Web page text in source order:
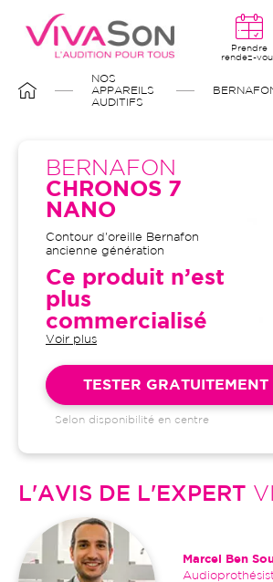
contenu
principal
Prendre
rendez-
D'ARIANE
NOS
APPAREILS
AUDITIFS
BERNAFON
CHRONOS 7
NANO
Contour d'oreille Bernafon
ancienne génération
Ce produit n’est
plus
commercialisé
Voir plus
inclus : bilans auditifs, adaptation
initiale, visites de contrôle, visites
de réglages, dépannages
TESTER GRATUITEMENT
Selon disponibilité en centre
L'AVIS DE L'EXPERT
Marcel Ben